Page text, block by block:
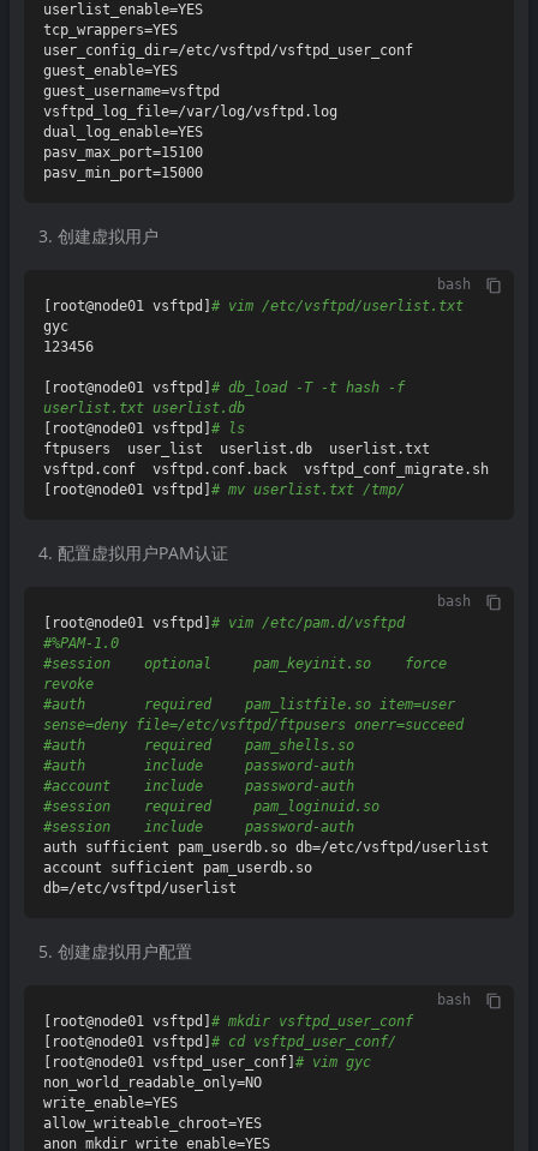
userlist_enable=YES
tcp_wrappers=YES
user_config_dir=/etc/vsftpd/vsftpd_user_conf
guest_enable=YES
guest_username=vsftpd
vsftpd_log_file=/var/log/vsftpd.log
dual_log_enable=YES
pasv_max_port=15100
创建虚拟用户
bash
[root@node01 vsftpd] # vim /etc/vsftpd/userlist.txt
gyc
123456
[root@node01 vsftpd] # db_load -T -t hash -f
userlist.txt userlist.db
[root@node01 vsftpd] # ls
ftpusers  user_list  userlist.db  userlist.txt
vsftpd.conf  vsftpd.conf.back  vsftpd_conf_migrate.sh
[root@node01 vsftpd] # mv userlist.txt /tmp/
配置虚拟用户PAM认证
bash
[root@node01 vsftpd] # vim /etc/pam.d/vsftpd
#%PAM-1.0
#session    optional     pam_keyinit.so    force
revoke
#auth       required    pam_listfile.so item=user
sense=deny file=/etc/vsftpd/ftpusers onerr=succeed
#auth       required    pam_shells.so
#auth       include     password-auth
#account    include     password-auth
#session    required     pam_loginuid.so
#session    include     password-auth
auth sufficient pam_userdb.so db=/etc/vsftpd/userlist
account sufficient pam_userdb.so
创建虚拟用户配置
bash
[root@node01 vsftpd] # mkdir vsftpd_user_conf
[root@node01 vsftpd] # cd vsftpd_user_conf/
[root@node01 vsftpd_user_conf] # vim gyc
non_world_readable_only=NO
write_enable=YES
allow_writeable_chroot=YES
anon_mkdir_write_enable=YES